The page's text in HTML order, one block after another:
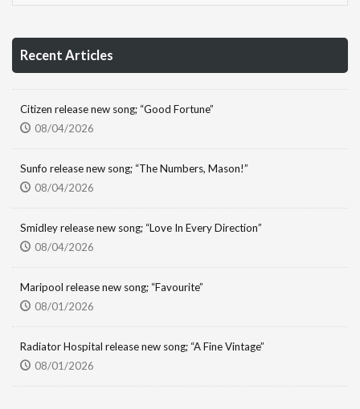
Recent Articles
Citizen release new song; “Good Fortune”
08/04/2026
Sunfo release new song; “The Numbers, Mason!”
08/04/2026
Smidley release new song; “Love In Every Direction”
08/04/2026
Maripool release new song; “Favourite”
08/01/2026
Radiator Hospital release new song; “A Fine Vintage”
08/01/2026